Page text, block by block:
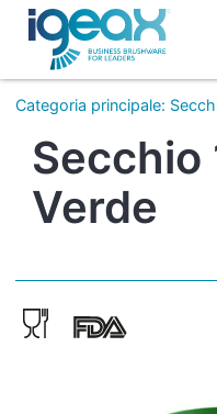
Categoria principale:
Secchio
Verde